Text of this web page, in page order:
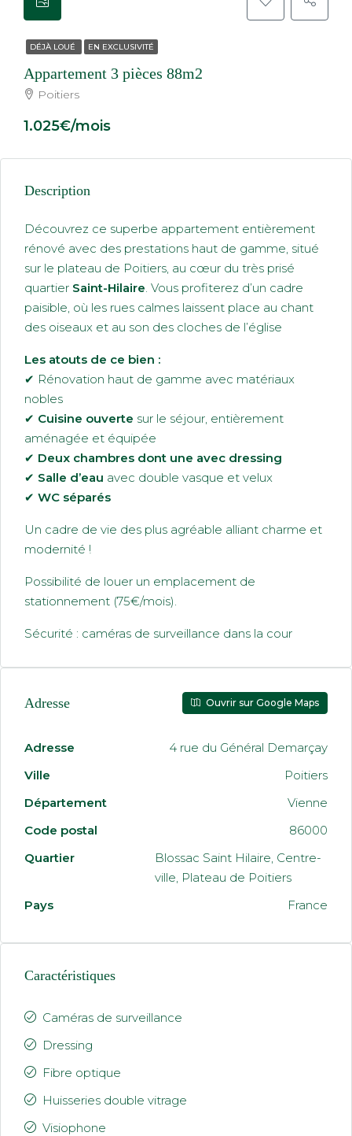
DÉJÀ LOUÉ EN EXCLUSIVITÉ
Appartement 3 pièces 88m2
Poitiers
1.025€/mois
Description
Découvrez ce superbe appartement entièrement
rénové avec des prestations haut de gamme, situé
sur le plateau de Poitiers, au cœur du très prisé
quartier Saint-Hilaire. Vous profiterez d’un cadre
paisible, où les rues calmes laissent place au chant
des oiseaux et au son des cloches de l’église
Les atouts de ce bien :
✔ Rénovation haut de gamme avec matériaux
nobles
✔ Cuisine ouverte sur le séjour, entièrement
aménagée et équipée
✔ Deux chambres dont une avec dressing
✔ Salle d’eau avec double vasque et velux
✔ WC séparés
Un cadre de vie des plus agréable alliant charme et
modernité !
Possibilité de louer un emplacement de
stationnement (75€/mois).
Sécurité : caméras de surveillance dans la cour
Adresse Ouvrir sur Google Maps
Adresse
4 rue du Général Demarçay
Ville
Poitiers
Département
Vienne
Code postal
86000
Quartier
Blossac Saint Hilaire, Centre-
ville, Plateau de Poitiers
Pays
France
Caractéristiques
Caméras de surveillance
Dressing
Fibre optique
Huisseries double vitrage
Visiophone